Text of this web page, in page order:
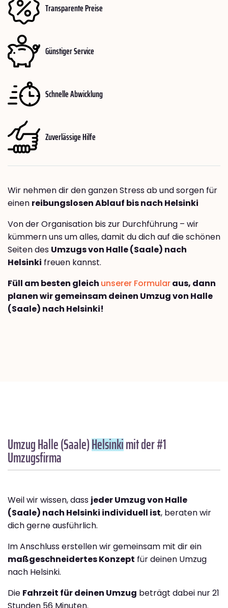
Transparente Preise
Günstiger Service
Schnelle Abwicklung
Zuverlässige Hilfe
Wir nehmen dir den ganzen Stress ab und sorgen für
einen reibungslosen Ablauf bis nach Helsinki
Von der Organisation bis zur Durchführung – wir
kümmern uns um alles, damit du dich auf die schönen
Seiten des Umzugs von Halle (Saale) nach
Helsinki freuen kannst.
Füll am besten gleich unserer Formularaus, dann
planen wir gemeinsam deinen Umzug von Halle
(Saale) nach Helsinki!
Umzug Halle (Saale)Helsinkimit der #1
Umzugsfirma
Weil wir wissen, dass jeder Umzug von Halle
(Saale) nach Helsinki individuell ist, beraten wir
dich gerne ausführlich.
Im Anschluss erstellen wir gemeinsam mit dir ein
maßgeschneidertes Konzept für deinen Umzug
nach Helsinki.
Die Fahrzeit für deinen Umzug beträgt dabei nur 21